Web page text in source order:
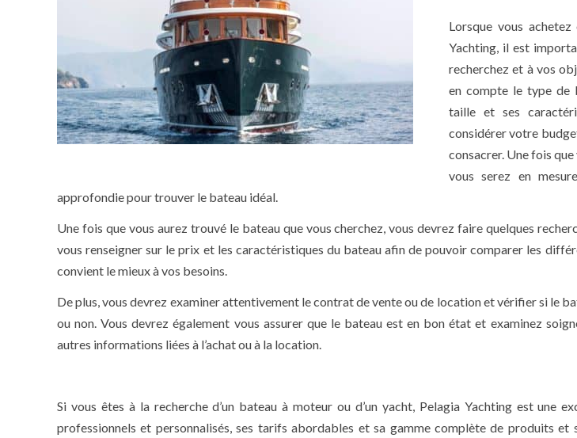
Lorsque vous
Yachting, il est
recherchez et à vos
en compte le type de
taille et ses
considérer votre
consacrer. Une fois
vous serez en
approfondie pour trouver le bateau idéal.
Une fois que vous aurez trouvé le bateau que vous cherchez, vous devrez faire quelques
vous renseigner sur le prix et les caractéristiques du bateau afin de pouvoir comparer les
convient le mieux à vos besoins.
De plus, vous devrez examiner attentivement le contrat de vente ou de location et vérifier si le
ou non. Vous devrez également vous assurer que le bateau est en bon état et examinez
autres informations liées à l’achat ou à la location.
Si vous êtes à la recherche d’un bateau à moteur ou d’un yacht, Pelagia Yachting est une
professionnels et personnalisés, ses tarifs abordables et sa gamme complète de produits et